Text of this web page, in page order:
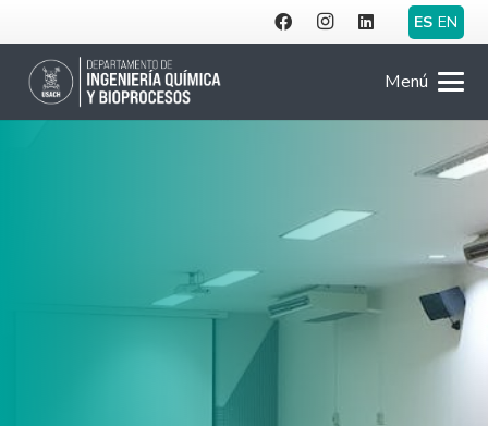
ES EN
Menú